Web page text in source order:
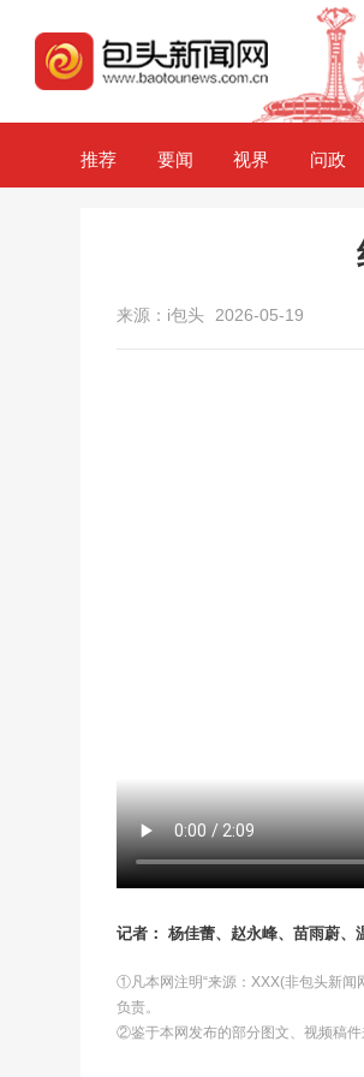
推荐 要闻 视界 问政
来源：i包头 2026-05-19
记者： 杨佳蕾、赵永峰、苗雨蔚、
①凡本网注明“来源：XXX(非包头新闻
负责。
②鉴于本网发布的部分图文、视频稿件